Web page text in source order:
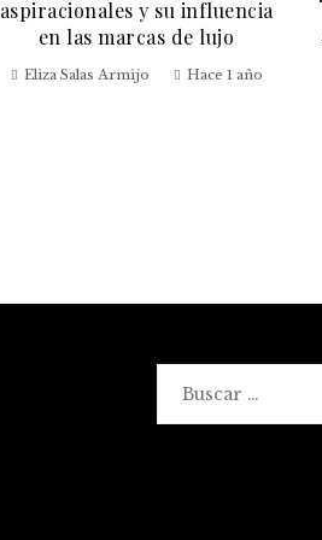
aspiracionales y su influencia
en las marcas de lujo
Eliza Salas Armijo Hace 1 año